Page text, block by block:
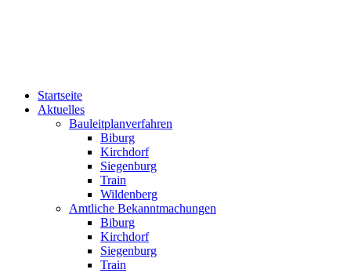
Startseite
Aktuelles
Bauleitplanverfahren
Biburg
Kirchdorf
Siegenburg
Train
Wildenberg
Amtliche Bekanntmachungen
Biburg
Kirchdorf
Siegenburg
Train